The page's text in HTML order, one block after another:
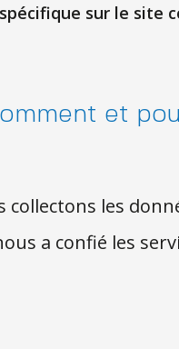
spécifique sur le site
et
collectons les
a confié les